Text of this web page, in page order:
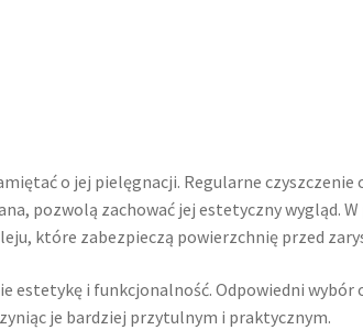
o jej pielęgnacji. Regularne
pozwolą zachować jej estetyczny wygląd.
które zabezpieczą powierzchnię przed
estetykę i funkcjonalność. Odpowiedni wybór
je bardziej przytulnym i praktycznym.